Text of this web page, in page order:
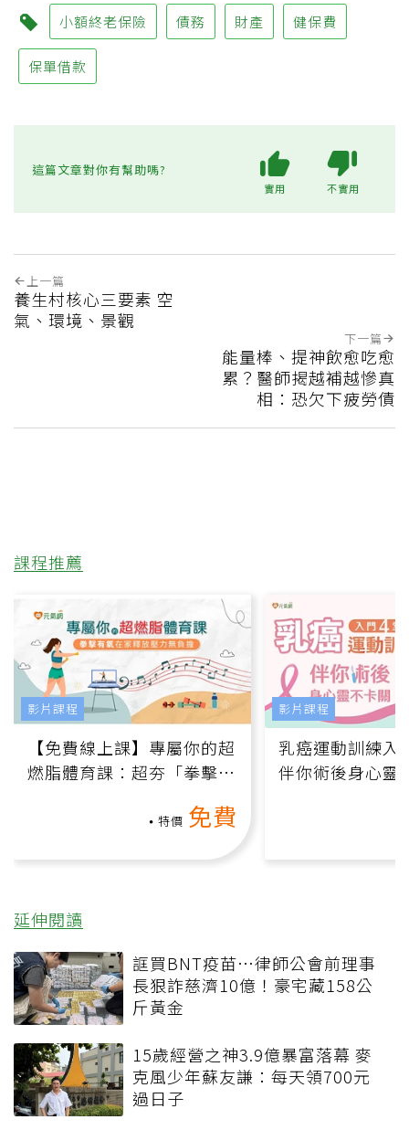
小額終老保險 債務 財產 健保費
保單借款
這篇文章對你有幫助嗎?
實用 不實用
上一篇
養生村核心三要素 空
氣、環境、景觀
下一篇
能量棒、提神飲愈吃愈
累？醫師揭越補越慘真
相：恐欠下疲勞債
課程推薦
【免費線上課】專屬你的超
燃脂體育課：超夯「拳擊有
特價 免費
影片課程
乳癌運動訓練入
伴你術後身心靈
影片課程
延伸閱讀
誆買BNT疫苗…律師公會前理事
長狠詐慈濟10億！豪宅藏158公
斤黃金
15歲經營之神3.9億暴富落幕 麥
克風少年蘇友謙：每天領700元
過日子